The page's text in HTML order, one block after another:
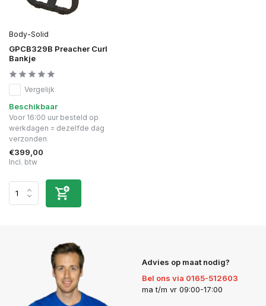
Body-Solid
GPCB329B Preacher Curl
Bankje
Vergelijk
Beschikbaar
Voor 16:00 uur besteld op
werkdagen = dezelfde dag
verzonden
€399,00
Incl. btw
Advies op maat nodig?
Bel ons via 0165-512603
ma t/m vr 09:00-17:00